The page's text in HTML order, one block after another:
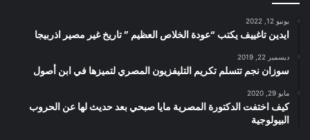
يونيو 12, 2022
ايدين تاغييف يكتب “عودة الخلاص العظيم ” تاريخ غير مصير اذربيجا
ديسمبر 22, 2019
سوزان نجم تتسلم تكريم التليفزيون المصري لتميزها في ابن أصول
مايو 29, 2020
كيف اختفت الدكتورة المصرية مايا صبحي بعد حديث لها عن الحروب
البيولوجية